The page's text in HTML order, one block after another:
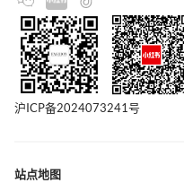
沪ICP备2024073241号
站点地图